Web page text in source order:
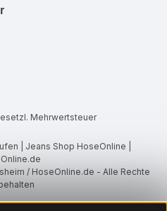
Mehrwertsteuer
| Jeans Shop HoseOnline |
/ HoseOnline.de - Alle Rechte